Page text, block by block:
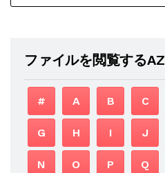
ファイルを閲覧するAZ
# A B C
G H I J
N O P Q